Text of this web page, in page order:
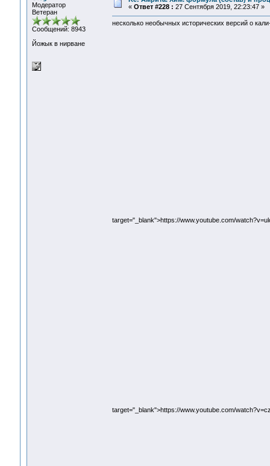
Модератор
Ветеран
Сообщений: 8943
Йожык в нирване
« Ответ #228 : 27 Сентября 2019, 22:23:47 »
несколько необычных исторических версий о
target="_blank">https://www.youtube.com/
target="_blank">https://www.youtube.com/